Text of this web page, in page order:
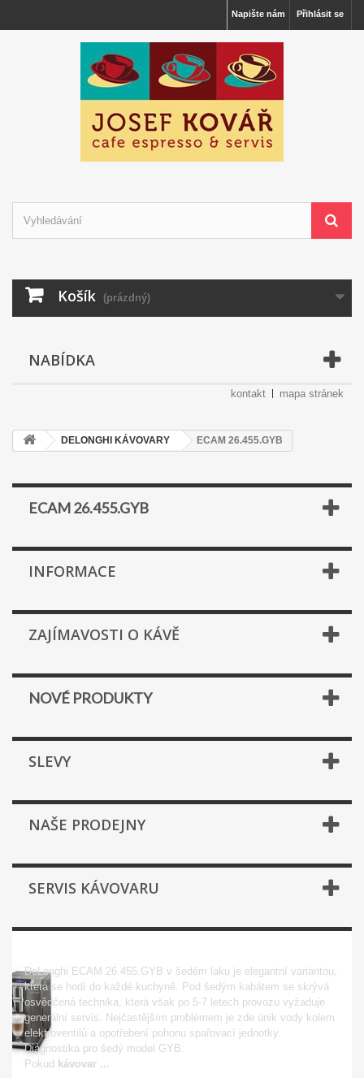
Přihlásit se
Napište nám
Košík (prázdný)
NABÍDKA
kontakt mapa stránek
DELONGHI KÁVOVARY ECAM 26.455.GYB
ECAM 26.455.GYB
INFORMACE
ZAJÍMAVOSTI O KÁVĚ
NOVÉ PRODUKTY
SLEVY
NAŠE PRODEJNY
SERVIS KÁVOVARU
DeLonghi ECAM 26.455.GYB v šedém laku je elegantní variantou,
která se hodí do každé kuchyně. Pod šedým kabátem se skrývá
osvědčená technika, která však po 5-7 letech provozu vyžaduje
generální servis. Nejčastějším problémem je zde únik vody kolem
elektroventilů a opotřebení pohonu spařovací jednotky.
Diagnostika pro šedý model GYB:
Pokud kávovar ...